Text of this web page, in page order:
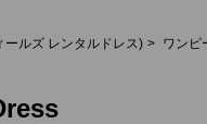
ルズ レンタルドレス)
ワンピ